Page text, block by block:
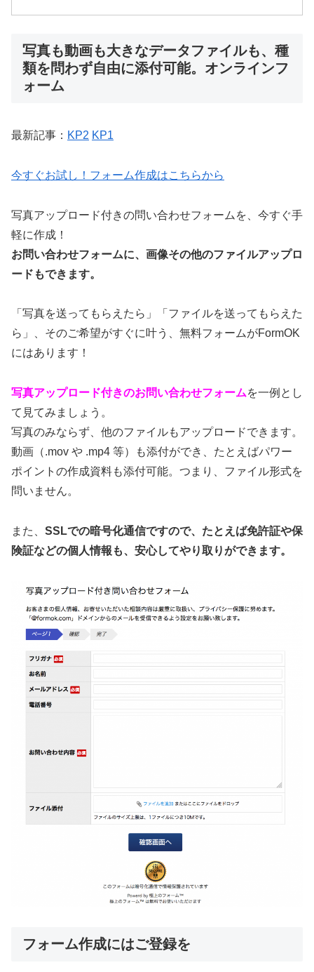
写真も動画も大きなデータファイルも、種
類を問わず自由に添付可能。オンラインフ
ォーム
最新記事： KP2 KP1
今すぐお試し！フォーム作成はこちらから
写真アップロード付きの問い合わせフォームを、今すぐ手
軽に作成！
お問い合わせフォームに、画像その他のファイルアップロ
ードもできます。
「写真を送ってもらえたら」「ファイルを送ってもらえた
ら」、そのご希望がすぐに叶う、無料フォームがFormOK
にはあります！
写真アップロード付きのお問い合わせフォームを一例とし
て見てみましょう。
写真のみならず、他のファイルもアップロードできます。
動画（.mov や .mp4 等）も添付ができ、たとえばパワー
ポイントの作成資料も添付可能。つまり、ファイル形式を
問いません。
また、 SSLでの暗号化通信ですので、たとえば免許証や保
険証などの個人情報も、安心してやり取りができます。
フォーム作成にはご登録を